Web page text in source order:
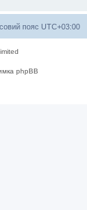
пояс UTC+03:00
phpBB